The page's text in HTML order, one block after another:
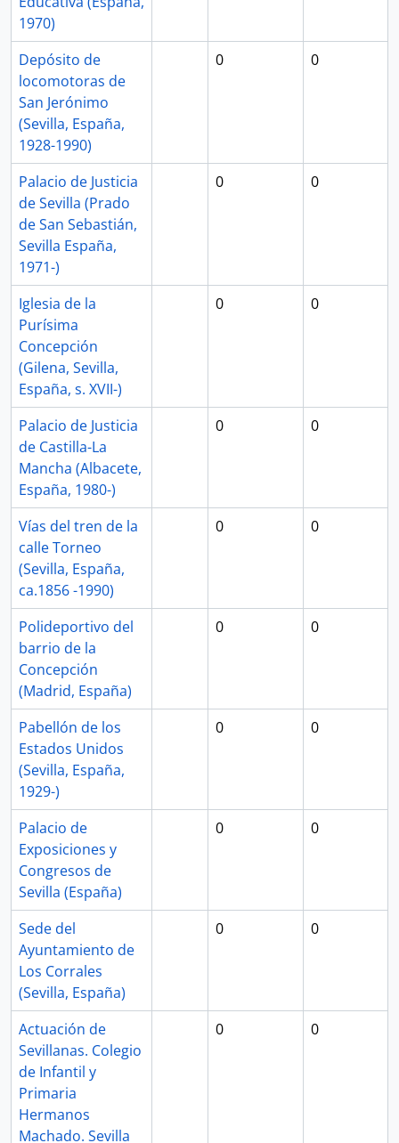
1970)
Depósito de
locomotoras de
San Jerónimo
(Sevilla, España,
1928-1990)
0 0
Palacio de Justicia
de Sevilla (Prado
de San Sebastián,
Sevilla España,
1971-)
0 0
Iglesia de la
Purísima
Concepción
(Gilena, Sevilla,
España, s. XVII-)
0 0
Palacio de Justicia
de Castilla-La
Mancha (Albacete,
España, 1980-)
0 0
Vías del tren de la
calle Torneo
(Sevilla, España,
ca.1856 -1990)
0 0
Polideportivo del
barrio de la
Concepción
(Madrid, España)
0 0
Pabellón de los
Estados Unidos
(Sevilla, España,
1929-)
0 0
Palacio de
Exposiciones y
Congresos de
Sevilla (España)
0 0
Sede del
Ayuntamiento de
Los Corrales
(Sevilla, España)
0 0
Actuación de
Sevillanas. Colegio
de Infantil y
Primaria
Hermanos
Machado. Sevilla
0 0